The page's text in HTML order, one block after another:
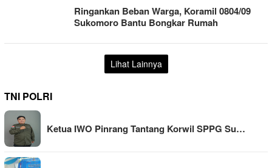
Ringankan Beban Warga, Koramil 0804/09
Sukomoro Bantu Bongkar Rumah
Lihat Lainnya
TNI POLRI
Ketua IWO Pinrang Tantang Korwil SPPG Su…